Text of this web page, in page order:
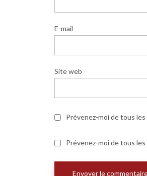
E-mail
Site web
Prévenez-moi de tous
Prévenez-moi de tous